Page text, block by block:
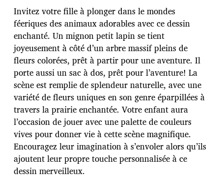
e
d
e
p
u
b
l
i
c
a
t
i
o
n
Invitez votre fille à plonger dans le mondes
féeriques des animaux adorables avec ce dessin
enchanté. Un mignon petit lapin se tient
joyeusement à côté d’un arbre massif pleins de
fleurs colorées, prêt à partir pour une aventure. Il
porte aussi un sac à dos, prêt pour l’aventure! La
scène est remplie de splendeur naturelle, avec une
variété de fleurs uniques en son genre éparpillées à
travers la prairie enchantée. Votre enfant aura
l’occasion de jouer avec une palette de couleurs
vives pour donner vie à cette scène magnifique.
Encouragez leur imagination à s’envoler alors qu’ils
ajoutent leur propre touche personnalisée à ce
dessin merveilleux.